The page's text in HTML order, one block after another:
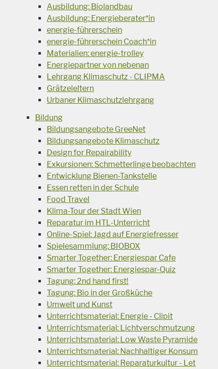
Ausbildung: Biolandbau
Ausbildung: Energieberater*in
energie-führerschein
energie-führerschein Coach*in
Materialien: energie-trolley
Energiepartner von nebenan
Lehrgang Klimaschutz - CLIPMA
Grätzeleltern
Urbaner Klimaschutzlehrgang
Bildung
Bildungsangebote GreeNet
Bildungsangebote Klimaschutz
Design for Repairability
Exkursionen: Schmetterlinge beobachten
Entwicklung Bienen-Tankstelle
Essen retten in der Schule
Food Travel
Klima-Tour der Stadt Wien
Reparatur im HTL-Unterricht
Online-Spiel: Jagd auf Energiefresser
Spielesammlung: BIOBOX
Smarter Together: Energiespar Cafe
Smarter Together: Energiespar-Quiz
Tagung: 2nd hand first!
Tagung: Bio in der Großküche
Umwelt und Kunst
Unterrichtsmaterial: Energie - Clipit
Unterrichtsmaterial: Lichtverschmutzung
Unterrichtsmaterial: Low Waste Pyramide
Unterrichtsmaterial: Nachhaltiger Konsum
Unterrichtsmaterial: Reparaturkultur - Let